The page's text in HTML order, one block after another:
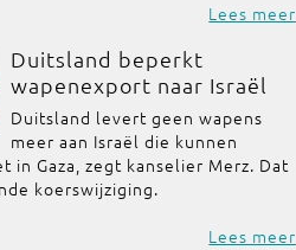
Lees meer
Duitsland beperkt
wapenexport naar Israël
Duitsland levert geen wapens
meer aan Israël die kunnen
in Gaza, zegt kanselier Merz. Dat
koerswijziging.
Lees meer